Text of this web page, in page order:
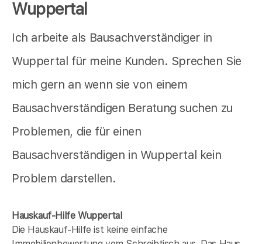
Wuppertal
Ich arbeite als Bausachverständiger in
Wuppertal für meine Kunden. Sprechen Sie
mich gern an wenn sie von einem
Bausachverständigen Beratung suchen zu
Problemen, die für einen
Bausachverständigen in Wuppertal kein
Problem darstellen.
Hauskauf-Hilfe Wuppertal
Die Hauskauf-Hilfe ist keine einfache